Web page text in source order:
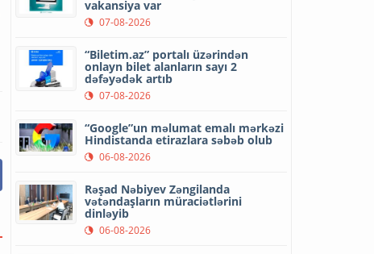
vakansiya var
07-08-2026
“Biletim.az” portalı üzərindən
onlayn bilet alanların sayı 2
dəfəyədək artıb
07-08-2026
“Google”un məlumat emalı mərkəzi
Hindistanda etirazlara səbəb olub
06-08-2026
Rəşad Nəbiyev Zəngilanda
vətəndaşların müraciətlərini
dinləyib
06-08-2026